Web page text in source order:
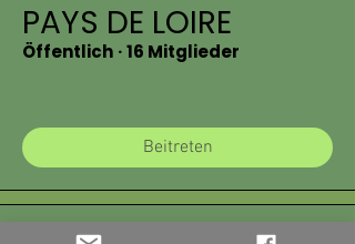
PAYS DE LOIRE
Öffentlich ·16 Mitglieder
Beitreten